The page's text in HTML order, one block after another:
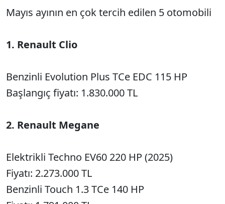
Mayıs ayının en çok tercih edilen 5 otomobili
1. Renault Clio
Benzinli Evolution Plus TCe EDC 115 HP
Başlangıç fiyatı: 1.830.000 TL
2. Renault Megane
Elektrikli Techno EV60 220 HP (2025)
Fiyatı: 2.273.000 TL
Benzinli Touch 1.3 TCe 140 HP